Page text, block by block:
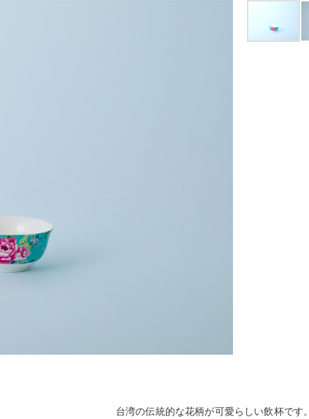
台湾の伝統的な花柄が可愛らしい飲杯です。